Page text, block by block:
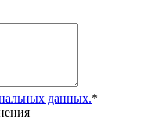
данных.*